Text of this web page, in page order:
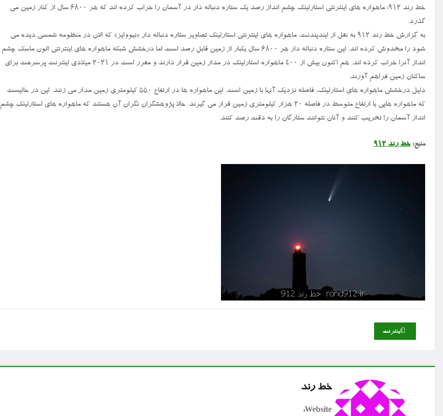
خط رند ۹۱۲: ماهواره های اینترنتی استارلینک چشم انداز رصد یک ستاره دنباله دار در آسمان را خراب کرده اند که هر ۶۸۰۰ سال از کنار زمین می
گذرد.
به گزارش خط رند ۹۱۲ به نقل از ایندپندنت، ماهواره های اینترنتی استارلینک تصاویر ستاره دنباله دار «نیووایز» که الان در منظومه شمسی دیده می
شود را مخدوش کرده اند. این ستاره دنباله دار هر ۶۸۰۰ سال یکبار از زمین قابل رصد است اما درخشش شبکه ماهواره های اینترنتی الون ماسک چشم
انداز آنرا خراب کرده اند. هم اکنون بیش از ۴۰۰ ماهواره استارلینک در مدار زمین قرار دارند و مقرر است در ۲۰۲۱ میلادی اینترنت پرسرعت برای
ساکنان زمین فراهم آورند.
دلیل درخشش ماهواره های استارلینک، فاصله نزدیک آنها با زمین است. این ماهواره ها در ارتفاع ۵۵۰ کیلومتری زمین مدار می زنند. این در حالیست
که ماهواره هایی با ارتفاع متوسط در فاصله ۲۰ هزار کیلومتری زمین قرار می گیرند. حالا پژوهشگران نگران آن هستند که ماهواره های استارلینک چشم
انداز آسمان را تخریب کنند و آنان نتوانند ستارگان را به دقت رصد کنند.
منبع:خط رند ۹۱۲
اینترنت
خط رند
Website: